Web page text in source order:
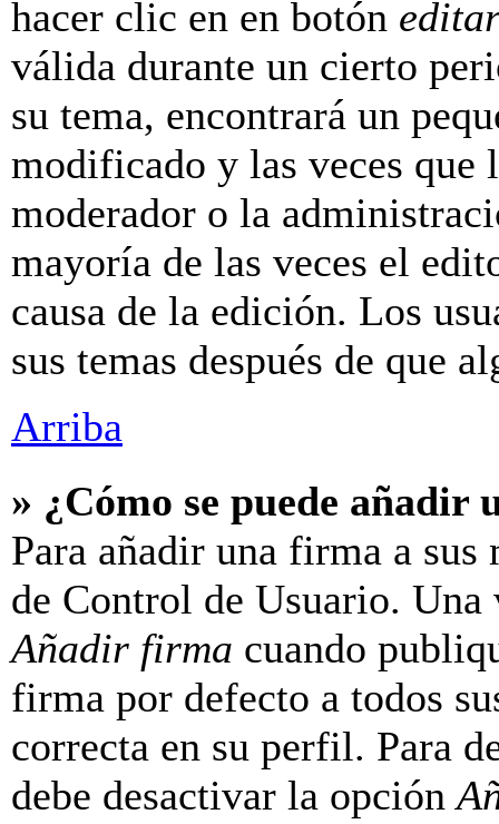
hacer clic en en botón
válida durante un cierto
su tema, encontrará un
modificado y las veces que
moderador o la
mayoría de las veces el
causa de la edición. Los
sus temas después de que
Arriba
» ¿Cómo se puede añadir
Para añadir una firma a sus
de Control de Usuario.
Añadir firma cuando
firma por defecto a todos
correcta en su perfil. Para
debe desactivar la opción